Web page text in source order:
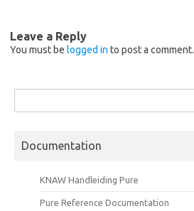
Leave a Reply
You must be logged in to post a comment.
for:
Documentation
KNAW Handleiding Pure
Pure Reference Documentation